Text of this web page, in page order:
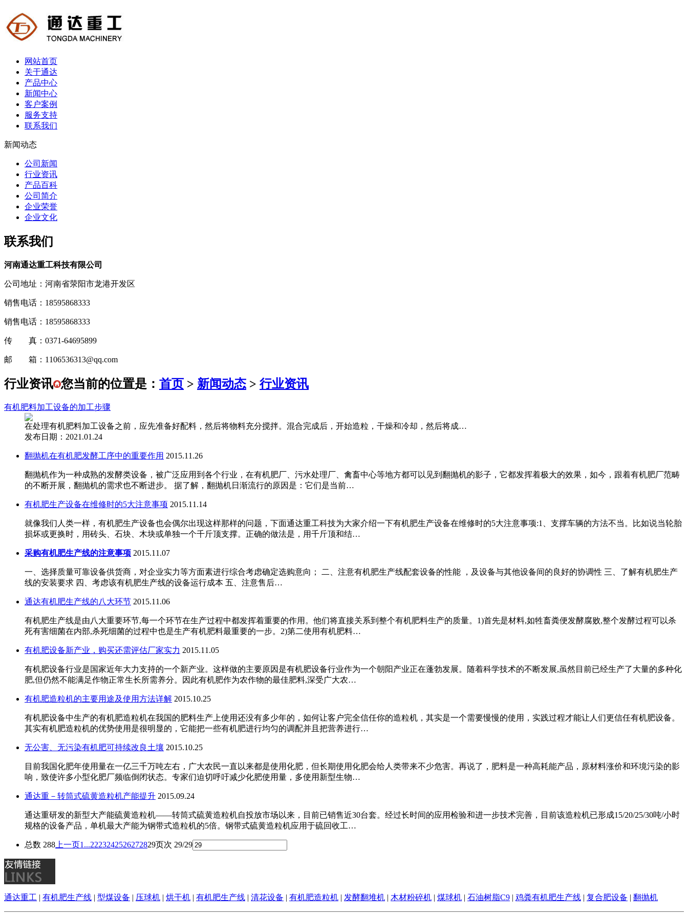
网站首页
关于通达
产品中心
新闻中心
客户案例
服务支持
联系我们
新闻动态
公司新闻
行业资讯
产品百科
公司简介
企业荣誉
企业文化
联系我们
河南通达重工科技有限公司
公司地址：河南省荥阳市龙港开发区
销售电话：18595868333
销售电话：18595868333
传 真：0371-64695899
邮 箱：1106536313@qq.com
行业资讯 您当前的位置是： 首页 > 新闻动态 > 行业资讯
有机肥料加工设备的加工步骤
在处理有机肥料加工设备之前，应先准备好配料，然后将物料充分搅拌。混合完成后，开始造粒，干燥和冷却，然后将成…
发布日期：2021.01.24
翻抛机在有机肥发酵工序中的重要作用 2015.11.26
翻抛机作为一种成熟的发酵类设备，被广泛应用到各个行业，在有机肥厂、污水处理厂、禽畜中心等地方都可以见到翻抛机的影子，它都发挥着极大的效果，如今，跟着有机肥厂范畴
的不断开展，翻抛机的需求也不断进步。 据了解，翻抛机日渐流行的原因是：它们是当前…
有机肥生产设备在维修时的5大注意事项 2015.11.14
就像我们人类一样，有机肥生产设备也会偶尔出现这样那样的问题，下面通达重工科技为大家介绍一下有机肥生产设备在维修时的5大注意事项:1、支撑车辆的方法不当。比如说当轮胎
损坏或更换时，用砖头、石块、木块或单独一个千斤顶支撑。正确的做法是，用千斤顶和结…
采购有机肥生产线的注意事项 2015.11.07
一、选择质量可靠设备供货商，对企业实力等方面素进行综合考虑确定选购意向； 二、注意有机肥生产线配套设备的性能 ，及设备与其他设备间的良好的协调性 三、了解有机肥生产
线的安装要求 四、考虑该有机肥生产线的设备运行成本 五、注意售后…
通达有机肥生产线的八大环节 2015.11.06
有机肥生产线是由八大重要环节,每一个环节在生产过程中都发挥着重要的作用。他们将直接关系到整个有机肥料生产的质量。1)首先是材料,如牲畜粪便发酵腐败,整个发酵过程可以杀
死有害细菌在内部,杀死细菌的过程中也是生产有机肥料最重要的一步。2)第二使用有机肥料…
有机肥设备新产业，购买还需评估厂家实力 2015.11.05
有机肥设备行业是国家近年大力支持的一个新产业。这样做的主要原因是有机肥设备行业作为一个朝阳产业正在蓬勃发展。随着科学技术的不断发展,虽然目前已经生产了大量的多种化
肥,但仍然不能满足作物正常生长所需养分。因此有机肥作为农作物的最佳肥料,深受广大农…
有机肥造粒机的主要用途及使用方法详解 2015.10.25
有机肥设备中生产的有机肥造粒机在我国的肥料生产上使用还没有多少年的，如何让客户完全信任你的造粒机，其实是一个需要慢慢的使用，实践过程才能让人们更信任有机肥设备。
其实有机肥造粒机的优势使用是很明显的，它能把一些有机肥进行均匀的调配并且把营养进行…
无公害、无污染有机肥可持续改良土壤 2015.10.25
目前我国化肥年使用量在一亿三千万吨左右，广大农民一直以来都是使用化肥，但长期使用化肥会给人类带来不少危害。再说了，肥料是一种高耗能产品，原材料涨价和环境污染的影
响，致使许多小型化肥厂频临倒闭状态。专家们迫切呼吁减少化肥使用量，多使用新型生物…
通达重－转筒式硫黄造粒机产能提升 2015.09.24
通达重研发的新型大产能硫黄造粒机——转筒式硫黄造粒机自投放市场以来，目前已销售近30台套。经过长时间的应用检验和进一步技术完善，目前该造粒机已形成15/20/25/30吨/小时
规格的设备产品，单机最大产能为钢带式造粒机的5倍。钢带式硫黄造粒机应用于硫回收工…
总数 288 上一页1...2223242526272829页次 29/29
通达重工 | 有机肥生产线 | 型煤设备 | 压球机 | 烘干机 | 有机肥生产线 | 清花设备 | 有机肥造粒机 | 发酵翻堆机 | 木材粉碎机 | 煤球机 | 石油树脂C9 | 鸡粪有机肥生产线 | 复合肥设备 | 翻抛机